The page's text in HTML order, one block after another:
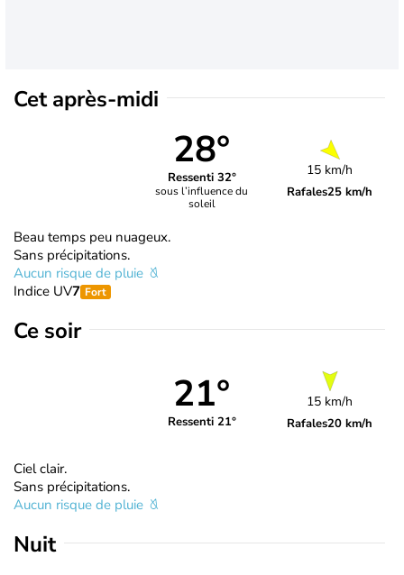
Cet après-midi
28°
Ressenti 32°
sous l’influence du
soleil
15 km/h
Rafales25 km/h
Beau temps peu nuageux.
Sans précipitations.
Aucun risque de pluie
Indice UV7 Fort
Ce soir
21°
Ressenti 21°
15 km/h
Rafales20 km/h
Ciel clair.
Sans précipitations.
Aucun risque de pluie
Nuit